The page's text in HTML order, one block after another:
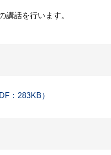
話を行います。
：283KB）